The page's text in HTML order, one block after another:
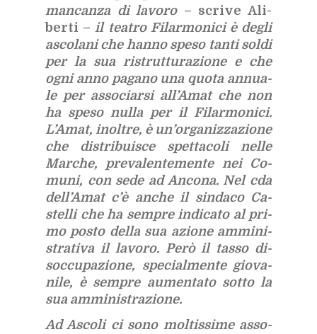
man­can­za di la­vo­ro– scri­ve Ali­
ber­ti –il tea­tro Fi­lar­mo­ni­ci è de­gli
asco­la­ni che han­no spe­so tan­ti sol­di
per la sua ri­strut­tu­ra­zio­ne e che
ogni anno pa­ga­no una quo­ta an­nua­
le per as­so­ciar­si al­l’A­mat che non
ha spe­so nul­la per il Fi­lar­mo­ni­ci.
L’A­mat, inol­tre, è un’or­ga­niz­za­zio­ne
che di­stri­bui­sce spet­ta­co­li nel­le
Mar­che, pre­va­len­te­men­te nei Co­
mu­ni, con sede ad An­co­na. Nel cda
del­l’A­mat c’è an­che il sin­da­co Ca­
stel­li che ha sem­pre in­di­ca­to al pri­
mo po­sto del­la sua azio­ne am­mi­ni­
stra­ti­va il la­vo­ro. Però il tas­so di­
soc­cu­pa­zio­ne, spe­cial­men­te gio­va­
ni­le, è sem­pre au­men­ta­to sot­to la
sua am­mi­ni­stra­zio­ne.
Ad Asco­li ci sono mol­tis­si­me as­so­